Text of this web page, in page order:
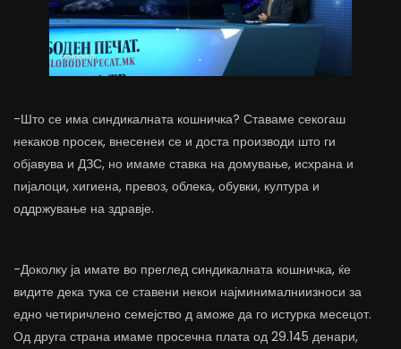
-Што се има синдикалната кошничка? Ставаме секогаш
некаков просек, внесенеи се и доста производи што ги
објавува и ДЗС, но имаме ставка на домување, исхрана и
пијалоци, хигиена, превоз, облека, обувки, култура и
оддржување на здравје.
-Доколку ја имате во преглед синдикалната кошничка, ќе
видите дека тука се ставени некои најминималниизноси за
едно четиричлено семејство д аможе да го истурка месецот.
Од друга страна имаме просечна плата од 29.145 денари,